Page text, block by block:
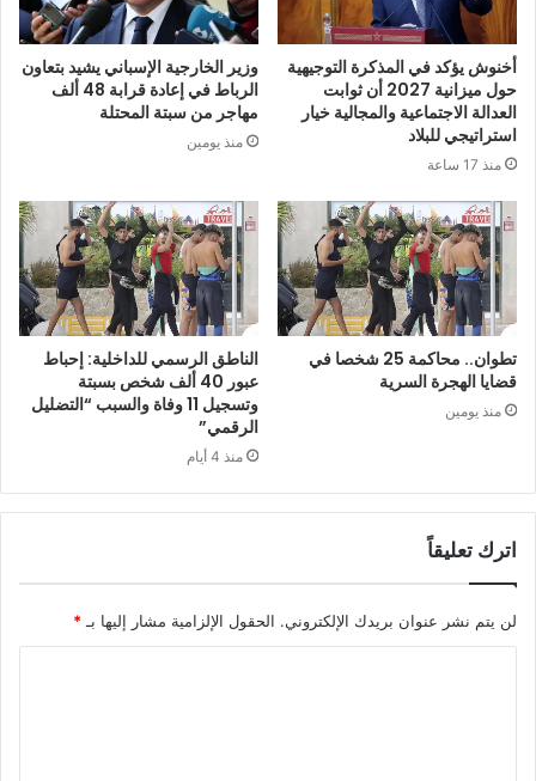
أخنوش يؤكد في المذكرة التوجيهية
حول ميزانية 2027 أن ثوابت
العدالة الاجتماعية والمجالية خيار
استراتيجي للبلاد
منذ 17 ساعة
وزير الخارجية الإسباني يشيد بتعاون
الرباط في إعادة قرابة 48 ألف
مهاجر من سبتة المحتلة
منذ يومين
تطوان.. محاكمة 25 شخصا في
قضايا الهجرة السرية
منذ يومين
الناطق الرسمي للداخلية: إحباط
عبور 40 ألف شخص بسبتة
وتسجيل 11 وفاة والسبب “التضليل
الرقمي”
منذ 4 أيام
اترك تعليقاً
لن يتم نشر عنوان بريدك الإلكتروني. الحقول الإلزامية مشار إليها بـ *